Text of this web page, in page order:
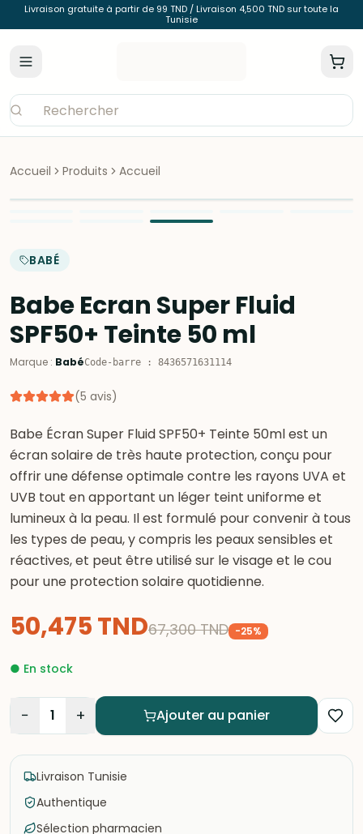
Livraison gratuite à partir de 99 TND / Livraison 4,500 TND sur toute la
Tunisie
Accueil Produits Accueil
BABÉ
Babe Ecran Super Fluid
SPF50+ Teinte 50 ml
Marque : BabéCode-barre : 8436571631114
(5 avis)
Babe Écran Super Fluid SPF50+ Teinte 50ml est un
écran solaire de très haute protection, conçu pour
offrir une défense optimale contre les rayons UVA et
UVB tout en apportant un léger teint uniforme et
lumineux à la peau. Il est formulé pour convenir à tous
les types de peau, y compris les peaux sensibles et
réactives, et peut être utilisé sur le visage et le cou
pour une protection solaire quotidienne.
50,475TND67,300 TND -25%
● En stock
− 1 + Ajouter au panier
Livraison Tunisie
Authentique
Sélection pharmacien